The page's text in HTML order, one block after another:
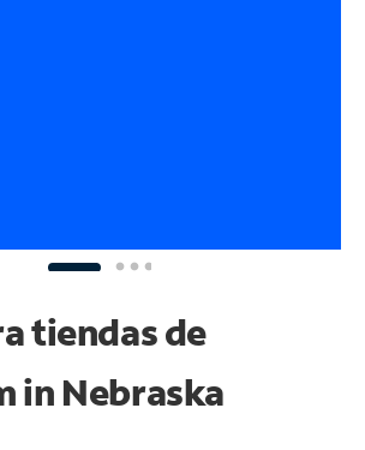
tiendas de
in Nebraska